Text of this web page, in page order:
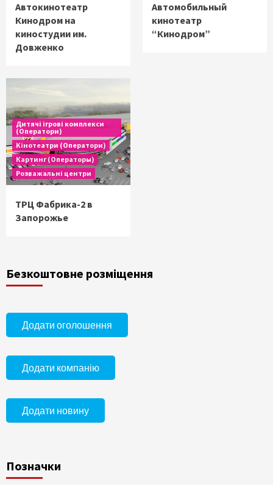
Автокинотеатр
Кинодром на
киностудии им.
Довженко
Автомобильный
кинотеатр
“Кинодром”
Дитячі ігрові комплекси
(Оператори)
Кінотеатри (Оператори)
Картинг (Операторы)
Розважальні центри
ТРЦ Фабрика-2 в
Запорожье
Безкоштовне розміщення
Додати оголошення
Додати компанію
Додати новину
Позначки